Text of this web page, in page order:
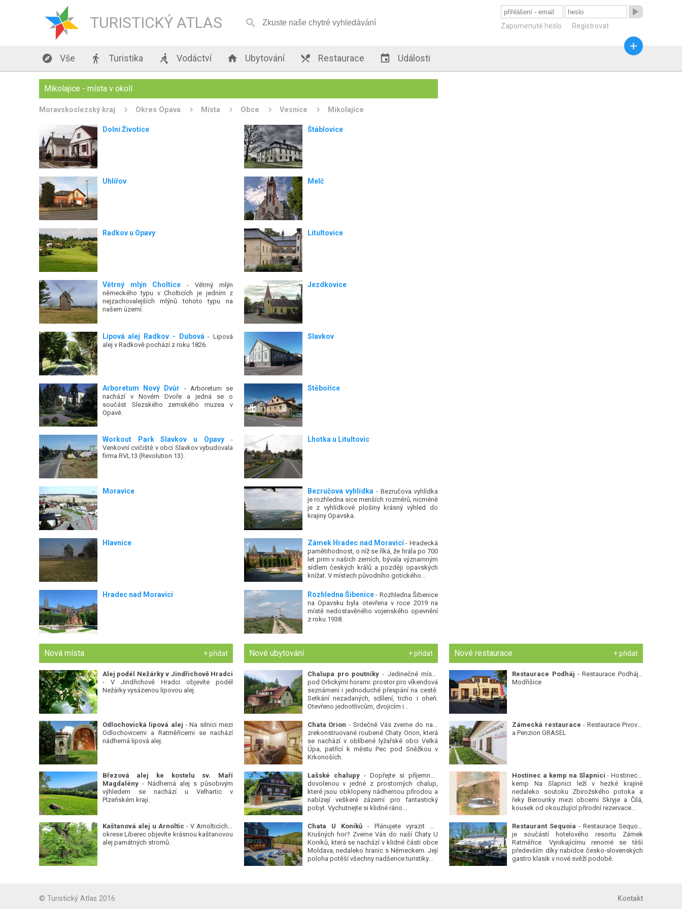
TURISTICKÝ ATLAS 

Zapomenuté heslo Registrovat
 Vše  Turistika  Vodáctví  Ubytování  Restaurace  Události

Mikolajice - místa v okolí
Moravskoslezský kraj Okres Opava Místa Obce Vesnice Mikolajice
Štáblovice
Dolní Životice
Melč
Uhlířov
Litultovice
Radkov u Opavy
Jezdkovice
Větrný mlýn Choltice - Větrný mlýn
německého typu v Cholticích je jedním z
nejzachovalejších mlýnů tohoto typu na
našem území.
Slavkov
Lipová alej Radkov - Dubová - Lipová
alej v Radkově pochází z roku 1826.
Stěbořice
Arboretum Nový Dvůr - Arboretum se
nachází v Novém Dvoře a jedná se o
součást Slezského zemského muzea v
Opavě.
Lhotka u Litultovic
Workout Park Slavkov u Opavy -
Venkovní cvičiště v obci Slavkov vybudovala
firma RVL13 (Revolution 13).
Bezručova vyhlídka- Bezručova vyhlídka
je rozhledna sice menších rozměrů, nicméně
je z vyhlídkové plošiny krásný výhled do
krajiny Opavska.
Moravice
Zámek Hradec nad Moravicí- Hradecká
pamětihodnost, o níž se říká, že hrála po 700
let prim v našich zemích, bývala významným
sídlem českých králů a později opavských
knížat. V místech původního gotického...
Hlavnice
Rozhledna Šibenice- Rozhledna Šibenice
na Opavsku byla otevřena v roce 2019 na
místě nedostavěného vojenského opevnění
z roku 1938.
Hradec nad Moravicí
Nová místa + přidat
Alej podél Nežárky v Jindřichově Hradci
- V Jindřichově Hradci objevíte podél
Nežárky vysázenou lipovou alej.
Odlochovická lipová alej - Na silnici mezi
Odlochovicemi a Ratměřicemi se nachází
nádherná lipová alej.
Březová alej ke kostelu sv. Maří
Magdalény- Nádherná alej s působivým
výhledem se nachází u Velhartic v
Plzeňském kraji.
Kaštanová alej u Arnoltic - V Arnolticích v
okrese Liberec objevíte krásnou kaštanovou
alej památných stromů.
Nové ubytování + přidat
Chalupa pro poutníky - Jedinečné místo
pod Orlickými horami: prostor pro víkendová
seznámení i jednoduché přespání na cestě.
Setkání nezadaných, sdílení, ticho i oheň.
Otevřeno jednotlivcům, dvojicím i...
Chata Orion - Srdečně Vás zveme do naší
zrekonstruované roubené Chaty Orion, která
se nachází v oblíbené lyžařské obci Velká
Úpa, patřící k městu Pec pod Sněžkou v
Krkonoších.
Lašské chalupy- Dopřejte si příjemnou
dovolenou v jedné z prostorných chalup,
které jsou obklopeny nádhernou přírodou a
nabízejí veškeré zázemí pro fantastický
pobyt. Vychutnejte si klidné ráno...
Chata U Koníků- Plánujete vyrazit do
Krušných hor? Zveme Vás do naší Chaty U
Koníků, která se nachází v klidné části obce
Moldava, nedaleko hranic s Německem. Její
poloha potěší všechny nadšence turistiky...
Nové restaurace + přidat
Restaurace Podháj - Restaurace Podháj -
Modřišice
Zámecká restaurace - Restaurace Pivovar
a Penzion GRASEL
Hostinec a kemp na Slapnici - Hostinec a
kemp Na Slapnici leží v hezké krajině
nedaleko soutoku Zbirožského potoka a
řeky Berounky mezi obcemi Skryje a Čilá,
kousek od okouzlující přírodní rezervace...
Restaurant Sequoia - Restaurace Sequoia
je součástí hotelového resortu Zámek
Ratměřice. Vynikajícímu renomé se těší
především díky nabídce česko-slovenských
gastro klasik v nové svěží podobě.
© Turistický Atlas 2016 Kontakt